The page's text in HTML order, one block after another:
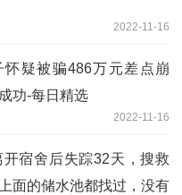
2022-11-16
怀疑被骗486万元差点崩
功-每日精选
2022-11-16
宿舍后失踪32天，搜救
面的储水池都找过，没有